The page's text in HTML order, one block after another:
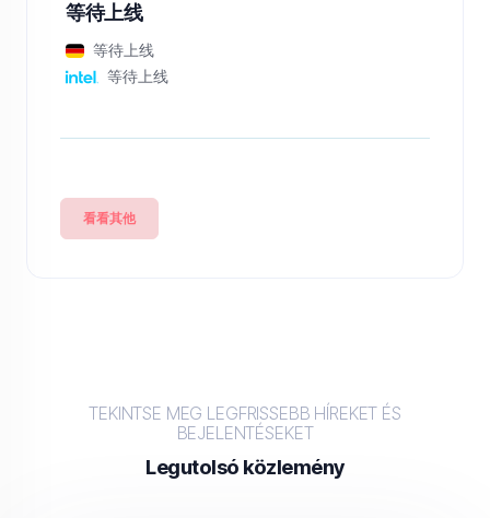
等待上线
等待上线
等待上线
看看其他
TEKINTSE MEG LEGFRISSEBB HÍREKET ÉS
BEJELENTÉSEKET
Legutolsó közlemény